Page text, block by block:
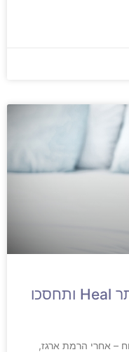
כאב גב חריף? היכנסו לאתר Heal ותחסכו
– אחרי הרמת ארגז,